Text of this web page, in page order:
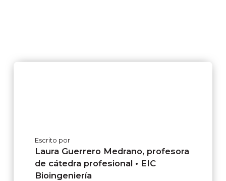
Escrito por
Laura Guerrero Medrano, profesora
de cátedra profesional • EIC
Bioingeniería